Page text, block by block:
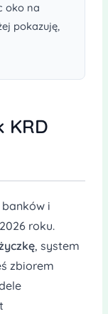
oko na
pokazuję,
KRD
banków i
roku.
, system
zbiorem